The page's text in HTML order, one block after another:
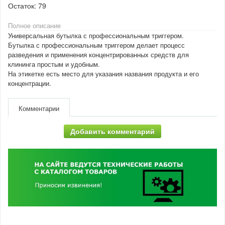
Остаток: 79
Полное описание
Универсальная бутылка с профессиональным триггером.
Бутылка с профессиональным триггером делает процесс
разведения и применения концентрированных средств для
клининга простым и удобным.
На этикетке есть место для указания названия продукта и его
концентрации.
Комментарии
Добавить комментарий